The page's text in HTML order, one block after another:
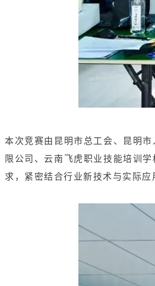
本次竞赛由昆明市总工会、昆明
限公司、云南飞虎职业技能培训
求，紧密结合行业新技术与实际